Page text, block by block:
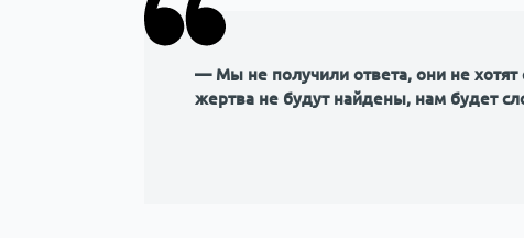
— Мы не получили ответа, они не хотят
жертва не будут найдены, нам будет